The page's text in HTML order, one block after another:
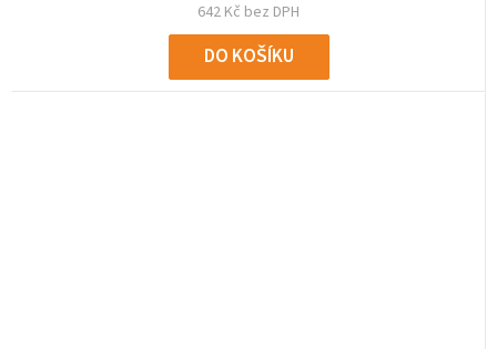
642 Kč bez DPH
DO KOŠÍKU